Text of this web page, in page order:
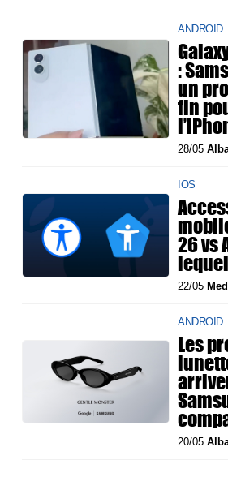
ANDROID
:
un
fin
28/05
IOS
26 vs
22/05
ANDROID
Les
20/05